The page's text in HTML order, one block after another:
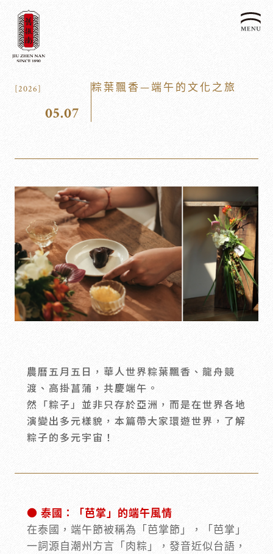
關於我們
24節氣文化
漢餅文化體驗館
漢餅文化館
企業客製贈禮區
預約品鑑
喜餅預約
企業永續發展 ESG
永續新聞集
利害關係人
最新消息
聯絡我們
全台據點
客服中心
會員禮遇
人才招募
線上購物 會員禮遇 企業客製
© 2026 JIU ZHEN NAN.CO All rights reserved
Site by 很好設計 Goods Design
[2026]
05.07
粽葉飄香—端午的文化之旅
農曆五月五日，華人世界粽葉飄香、龍舟競
渡、高掛菖蒲，共慶端午。
然「粽子」並非只存於亞洲，而是在世界各地
演變出多元樣貌，本篇帶大家環遊世界，了解
粽子的多元宇宙！
● 泰國：「芭掌」的端午風情
在泰國，端午節被稱為「芭掌節」，「芭掌」
一詞源自潮州方言「肉粽」，發音近似台語，